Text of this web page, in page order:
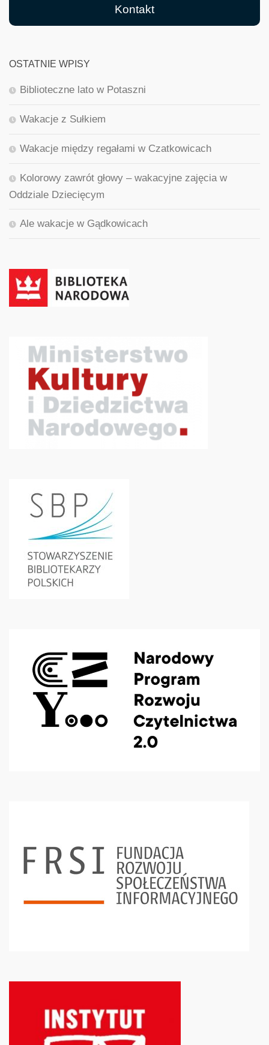
Kontakt
OSTATNIE WPISY
Biblioteczne lato w Potaszni
Wakacje z Sułkiem
Wakacje między regałami w Czatkowicach
Kolorowy zawrót głowy – wakacyjne zajęcia w
Oddziale Dziecięcym
Ale wakacje w Gądkowicach